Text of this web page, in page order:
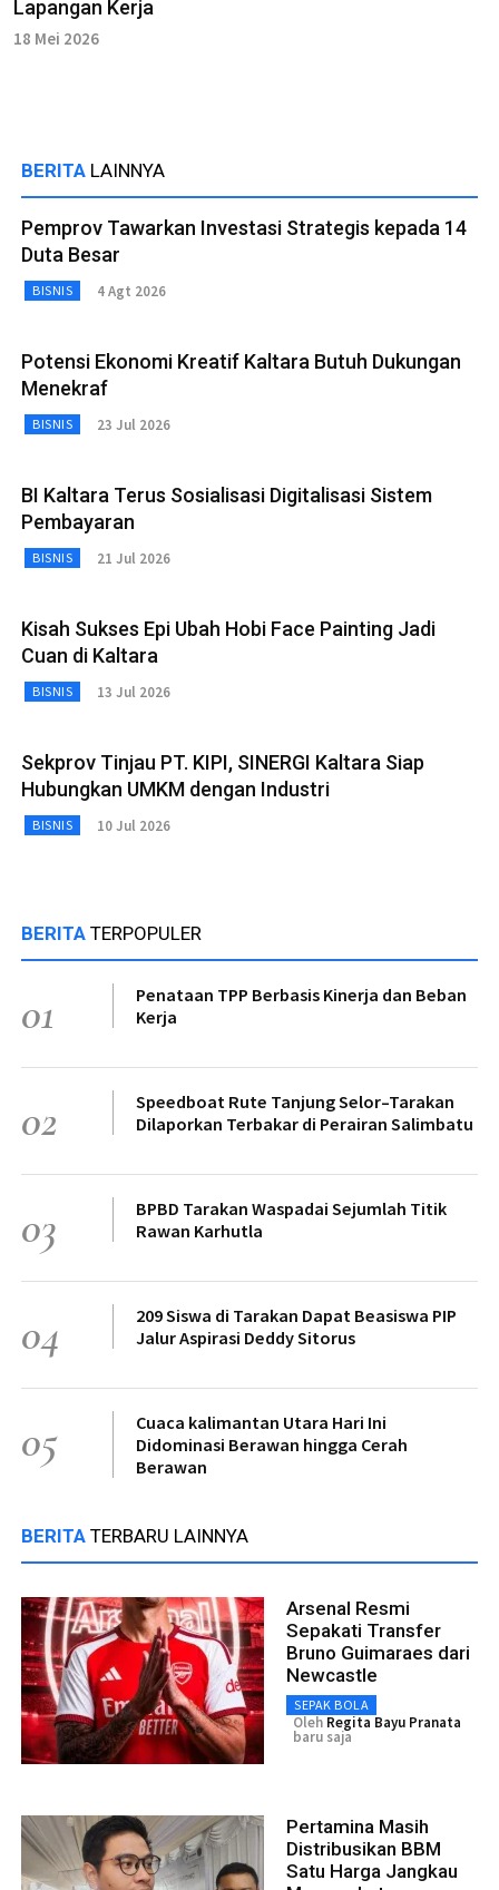
Lapangan Kerja
18 Mei 2026
BERITA LAINNYA
Pemprov Tawarkan Investasi Strategis kepada 14
Duta Besar
BISNIS 4 Agt 2026
Potensi Ekonomi Kreatif Kaltara Butuh Dukungan
Menekraf
BISNIS 23 Jul 2026
BI Kaltara Terus Sosialisasi Digitalisasi Sistem
Pembayaran
BISNIS 21 Jul 2026
Kisah Sukses Epi Ubah Hobi Face Painting Jadi
Cuan di Kaltara
BISNIS 13 Jul 2026
Sekprov Tinjau PT. KIPI, SINERGI Kaltara Siap
Hubungkan UMKM dengan Industri
BISNIS 10 Jul 2026
BERITA TERPOPULER
01
Penataan TPP Berbasis Kinerja dan Beban
Kerja
02
Speedboat Rute Tanjung Selor–Tarakan
Dilaporkan Terbakar di Perairan Salimbatu
03
BPBD Tarakan Waspadai Sejumlah Titik
Rawan Karhutla
04
209 Siswa di Tarakan Dapat Beasiswa PIP
Jalur Aspirasi Deddy Sitorus
05
Cuaca kalimantan Utara Hari Ini
Didominasi Berawan hingga Cerah
Berawan
BERITA TERBARU LAINNYA
Arsenal Resmi
Sepakati Transfer
Bruno Guimaraes dari
Newcastle
SEPAK BOLA
Oleh Regita Bayu Pranata
baru saja
Pertamina Masih
Distribusikan BBM
Satu Harga Jangkau